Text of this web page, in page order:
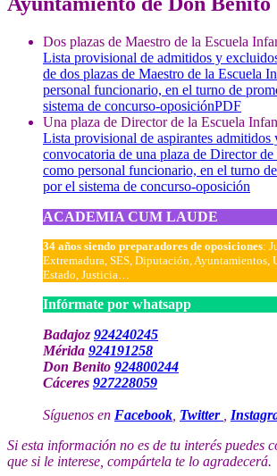
Dos plazas de Maestro de la Escuela
Lista provisional de admitidos y
de dos plazas de Maestro de la Escuela
personal funcionario, en el turno de
sistema de concurso-oposiciónPDF
Una plaza de Director de la Escuela
Lista provisional de aspirantes admitidos
convocatoria de una plaza de Director
como personal funcionario, en el turno
por el sistema de concurso-oposición
ACADEMIA CUM LAUDE
34 años siendo preparadores de oposiciones:
Extremadura, SES, Diputación, Ayuntamientos,
Estado, Justicia…
Infórmate por whatsapp
Badajoz 924240245
Mérida 924191258
Don Benito 924800244
Cáceres 927228059
Síguenos en Facebook Twitter
Si esta información no es de tu interés puedes
que si le interese, compártela te lo agradecerá.